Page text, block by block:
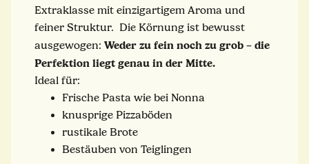
Extraklasse mit einzigartigem Aroma und
feiner Struktur. Die Körnung ist bewusst
ausgewogen: Weder zu fein noch zu grob – die
Perfektion liegt genau in der Mitte.
Ideal für:
Frische Pasta wie bei Nonna
knusprige Pizzaböden
rustikale Brote
Bestäuben von Teiglingen